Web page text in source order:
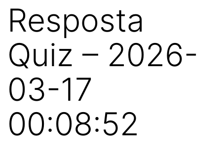
Resposta
Quiz – 2026-
03-17
00:08:52